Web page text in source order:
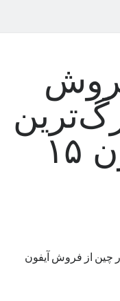
در بزرگ‌ترین
بازار موبایل از آیفون ۱۵
محلی، فروش گوشی‌های سری میت ۶۰ در بازار چین از فروش آیفون